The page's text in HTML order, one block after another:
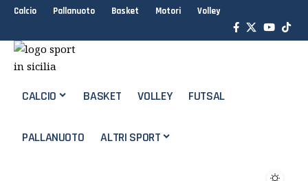
Calcio Pallanuoto Basket Motori Volley
CALCIO BASKET VOLLEY FUTSAL
PALLANUOTO ALTRI SPORT